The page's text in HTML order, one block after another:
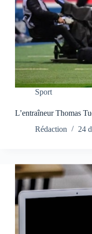
Sport
L’entraîneur Thomas
Rédaction
24